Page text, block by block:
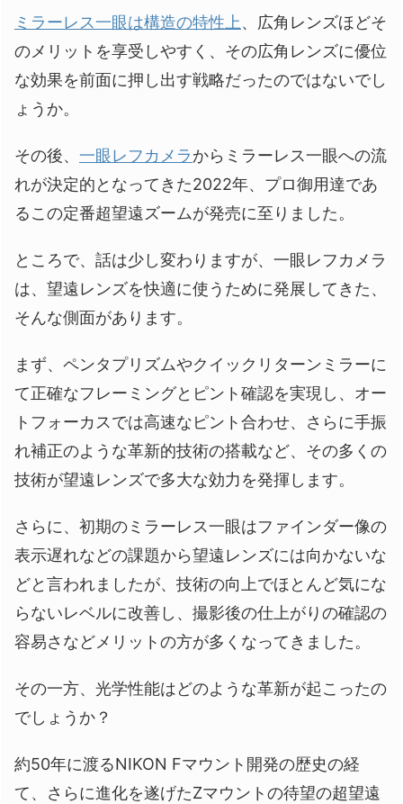
ミラーレス一眼は構造の特性上、広角レンズほどそ
のメリットを享受しやすく、その広角レンズに優位
な効果を前面に押し出す戦略だったのではないでし
ょうか。
その後、 一眼レフカメラからミラーレス一眼への流
れが決定的となってきた2022年、プロ御用達であ
るこの定番超望遠ズームが発売に至りました。
ところで、話は少し変わりますが、一眼レフカメラ
は、望遠レンズを快適に使うために発展してきた、
そんな側面があります。
まず、ペンタプリズムやクイックリターンミラーに
て正確なフレーミングとピント確認を実現し、オー
トフォーカスでは高速なピント合わせ、さらに手振
れ補正のような革新的技術の搭載など、その多くの
技術が望遠レンズで多大な効力を発揮します。
さらに、初期のミラーレス一眼はファインダー像の
表示遅れなどの課題から望遠レンズには向かないな
どと言われましたが、技術の向上でほとんど気にな
らないレベルに改善し、撮影後の仕上がりの確認の
容易さなどメリットの方が多くなってきました。
その一方、光学性能はどのような革新が起こったの
でしょうか？
約50年に渡るNIKON Fマウント開発の歴史の経
て、さらに進化を遂げたZマウントの待望の超望遠